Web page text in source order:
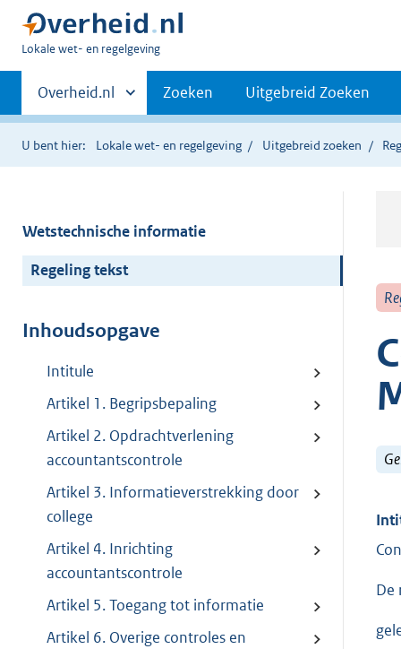
U
hier:
Lokale wet- en regelgeving
Primaire
navigatie
Andere
sites
binnen
Overheid.nl Zoeken Uitgebreid Zoeken
U bent hier: Lokale wet- en regelgeving Uitgebreid zoeken
Wetstechnische informatie
Regeling tekst
Inhoudsopgave
Intitule
Artikel 1. Begripsbepaling
Artikel 2. Opdrachtverlening
accountantscontrole
Artikel 3. Informatieverstrekking door
college
Artikel 4. Inrichting
accountantscontrole
Artikel 5. Toegang tot informatie
Artikel 6. Overige controles en
De